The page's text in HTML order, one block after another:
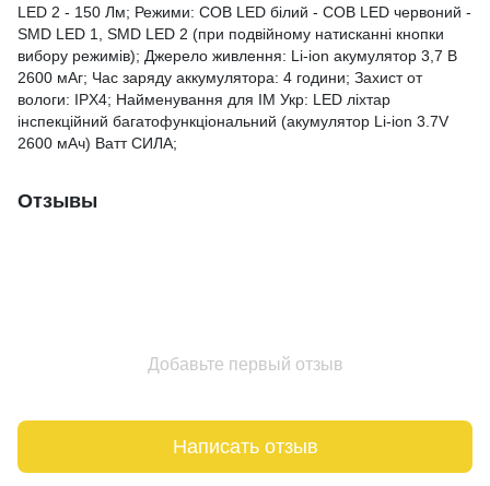
LED 2 - 150 Лм; Режими: СОВ LED білий - СОВ LED червоний -
SMD LED 1, SMD LED 2 (при подвійному натисканні кнопки
вибору режимів); Джерело живлення: Li-ion акумулятор 3,7 В
2600 мАг; Час заряду аккумулятора: 4 години; Захист от
вологи: IPX4; Найменування для ІМ Укр: LED ліхтар
інспекційний багатофункціональний (акумулятор Li-ion 3.7V
2600 мАч) Ватт СИЛА;
Отзывы
Добавьте первый отзыв
Написать отзыв